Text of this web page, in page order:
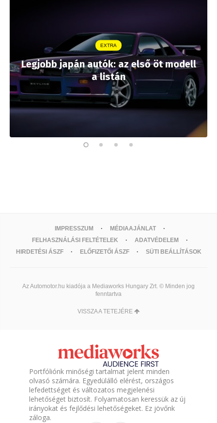
EXTRA
Legjobb japán autók: az első öt modell
a listán
IMPRESSZUM
MÉDIAAJÁNLAT
FELHASZNÁLÁSI FELTÉTELEK
ADATVÉDELEM
HIRDETÉSI ÁSZF
ELŐFIZETŐI ÁSZF SÜTI BEÁLLÍTÁSOK
Az Automotor.hu kiadója a Mediaworks Hungary Zrt. © Minden jog
fenntartva
VISSZA A TETEJÉRE
Portfóliónk minőségi tartalmat jelent minden
olvasó számára. Egyedülálló elérést, országos
lefedettséget és változatos megjelenési
lehetőséget biztosít. Folyamatosan keressük az új
irányokat és fejlődési lehetőségeket. Ez jövőnk
záloga.